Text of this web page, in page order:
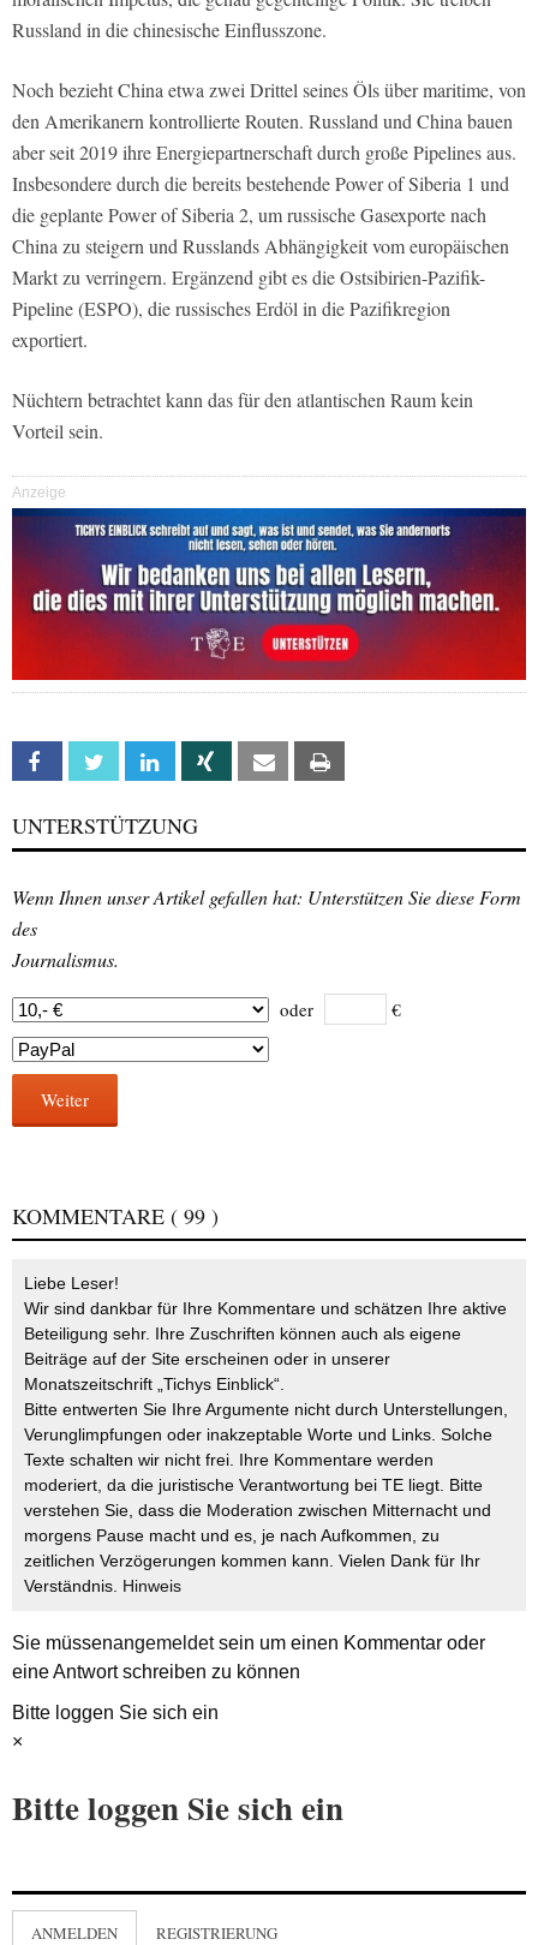
Russland in die chinesische Einflusszone.
Noch bezieht China etwa zwei Drittel seines Öls über maritime, von
den Amerikanern kontrollierte Routen. Russland und China bauen
aber seit 2019 ihre Energiepartnerschaft durch große Pipelines aus.
Insbesondere durch die bereits bestehende Power of Siberia 1 und
die geplante Power of Siberia 2, um russische Gasexporte nach
China zu steigern und Russlands Abhängigkeit vom europäischen
Markt zu verringern. Ergänzend gibt es die Ostsibirien-Pazifik-
Pipeline (ESPO), die russisches Erdöl in die Pazifikregion
exportiert.
Nüchtern betrachtet kann das für den atlantischen Raum kein
Vorteil sein.
Anzeige
Facebook Twitter Linkedin Xing Email
UNTERSTÜTZUNG
Wenn Ihnen unser Artikel gefallen hat: Unterstützen Sie diese Form
des
Journalismus.
oder €
Weiter
KOMMENTARE ( 99 )
Liebe Leser!
Wir sind dankbar für Ihre Kommentare und schätzen Ihre aktive
Beteiligung sehr. Ihre Zuschriften können auch als eigene
Beiträge auf der Site erscheinen oder in unserer
Monatszeitschrift „Tichys Einblick“.
Bitte entwerten Sie Ihre Argumente nicht durch Unterstellungen,
Verunglimpfungen oder inakzeptable Worte und Links. Solche
Texte schalten wir nicht frei. Ihre Kommentare werden
moderiert, da die juristische Verantwortung bei TE liegt. Bitte
verstehen Sie, dass die Moderation zwischen Mitternacht und
morgens Pause macht und es, je nach Aufkommen, zu
zeitlichen Verzögerungen kommen kann. Vielen Dank für Ihr
Verständnis. Hinweis
Sie müssenangemeldetsein um einen Kommentar oder
eine Antwort schreiben zu können
Bitte loggen Sie sich ein
×
Bitte loggen Sie sich ein
ANMELDEN REGISTRIERUNG